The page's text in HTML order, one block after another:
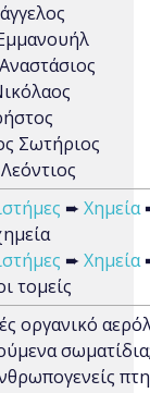
Σωτήριος
➨ Χημεία
➨ Χημεία
τομείς
οργανικό